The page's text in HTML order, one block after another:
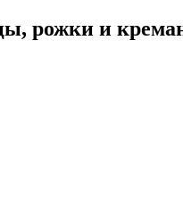
рожки и